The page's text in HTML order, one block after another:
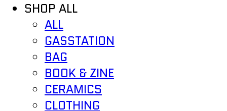
SHOP ALL
ALL
GASSTATION
BAG
BOOK & ZINE
CERAMICS
CLOTHING